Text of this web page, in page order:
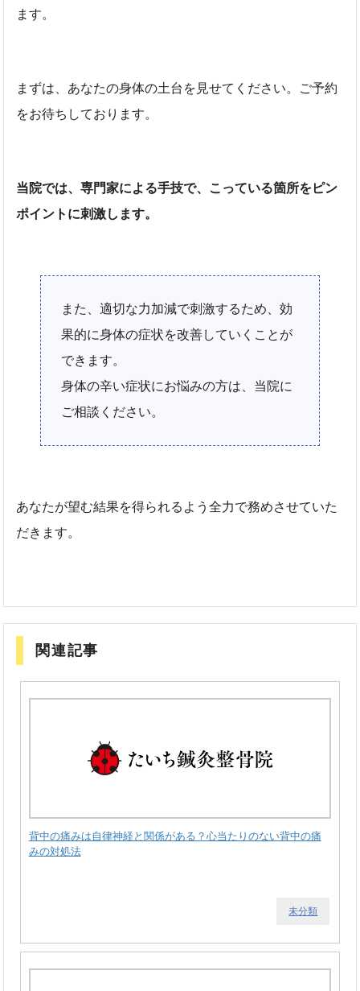
ます。
まずは、あなたの身体の土台を見せてください。ご予約
をお待ちしております。
当院では、専門家による手技で、こっている箇所をピン
ポイントに刺激します。
また、適切な力加減で刺激するため、効
果的に身体の症状を改善していくことが
できます。
身体の辛い症状にお悩みの方は、当院に
ご相談ください。
あなたが望む結果を得られるよう全力で務めさせていた
だきます。
関連記事
背中の痛みは自律神経と関係がある？心当たりのない背中の痛
みの対処法
未分類